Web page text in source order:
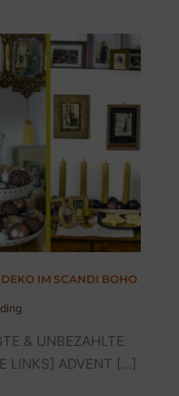
IM SCANDI BOHO
& UNBEZAHLTE
LINKS] ADVENT […]